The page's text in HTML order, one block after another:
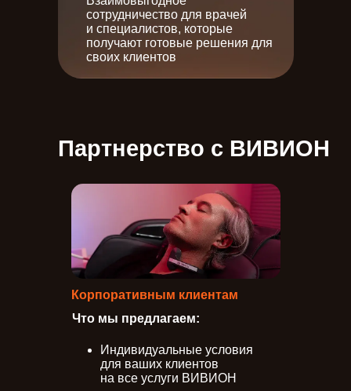
сотрудничество для врачей
и специалистов, которые
получают готовые решения для
своих клиентов
Партнерство с ВИВИОН
Корпоративным клиентам
Что мы предлагаем:
Индивидуальные условия
для ваших клиентов
на все услуги ВИВИOН